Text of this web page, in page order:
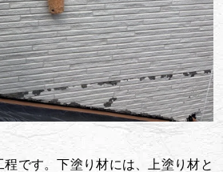
です。下塗り材には、上塗り材と